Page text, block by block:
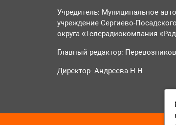
Учредитель: Муниципальное
учреждение Сергиево-
округа «Телерадиокомпания
Главный редактор:
Директор: Андреева Н.Н.